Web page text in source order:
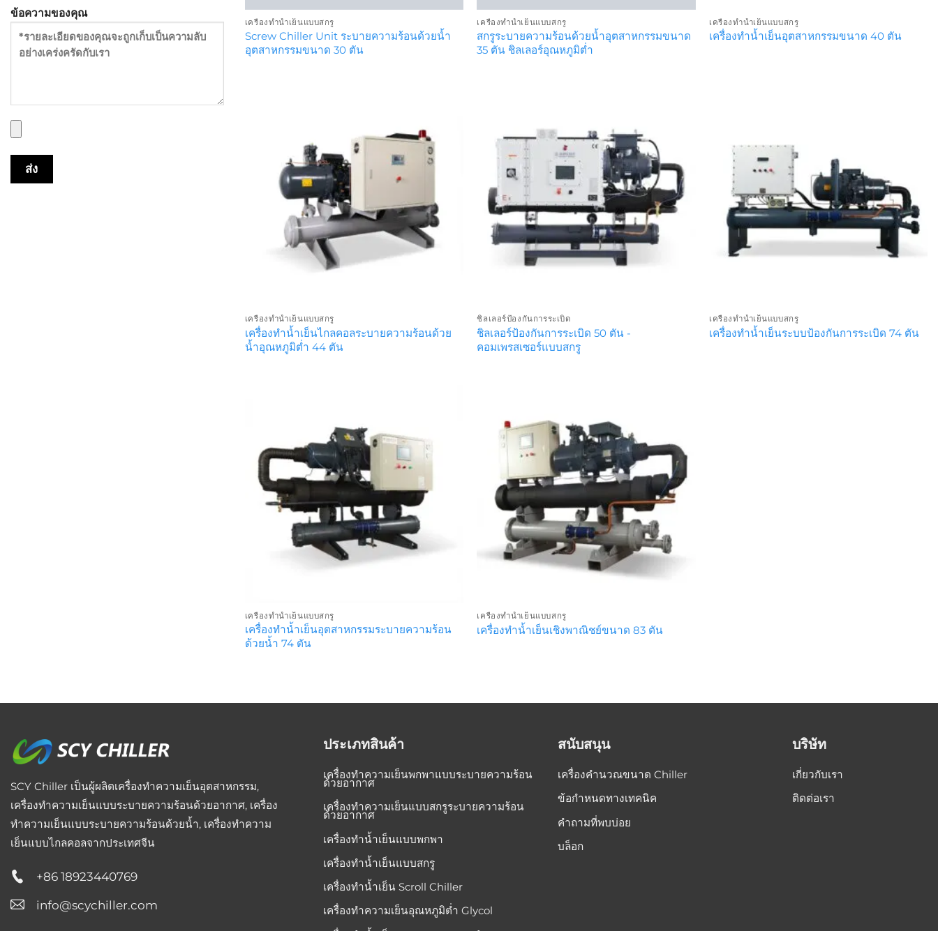
ข้อความของคุณ
เครื่องทำน้ำเย็นแบบสกรู
Screw Chiller Unit ระบายความร้อนด้วยน้ำ
อุตสาหกรรมขนาด 30 ตัน
เครื่องทำน้ำเย็นแบบสกรู
สกรูระบายความร้อนด้วยน้ำอุตสาหกรรมขนาด
35 ตัน ชิลเลอร์อุณหภูมิต่ำ
เครื่องทำน้ำเย็นแบบสกรู
เครื่องทำน้ำเย็นอุตสาหกรรมขนาด 40 ตัน
เครื่องทำน้ำเย็นแบบสกรู
เครื่องทำน้ำเย็นไกลคอลระบายความร้อนด้วย
น้ำอุณหภูมิต่ำ 44 ตัน
ชิลเลอร์ป้องกันการระเบิด
ชิลเลอร์ป้องกันการระเบิด 50 ตัน -
คอมเพรสเซอร์แบบสกรู
เครื่องทำน้ำเย็นแบบสกรู
เครื่องทำน้ำเย็นระบบป้องกันการระเบิด 74 ตัน
เครื่องทำน้ำเย็นแบบสกรู
เครื่องทำน้ำเย็นอุตสาหกรรมระบายความร้อน
ด้วยน้ำ 74 ตัน
เครื่องทำน้ำเย็นแบบสกรู
เครื่องทำน้ำเย็นเชิงพาณิชย์ขนาด 83 ตัน
SCY Chiller เป็นผู้ผลิตเครื่องทำความเย็นอุตสาหกรรม,
เครื่องทำความเย็นแบบระบายความร้อนด้วยอากาศ, เครื่อง
ทำความเย็นแบบระบายความร้อนด้วยน้ำ, เครื่องทำความ
เย็นแบบไกลคอลจากประเทศจีน
+86 18923440769
info@scychiller.com
ประเภทสินค้า
เครื่องทำความเย็นพกพาแบบระบายความร้อน
ด้วยอากาศ
เครื่องทำความเย็นแบบสกรูระบายความร้อน
ด้วยอากาศ
เครื่องทำน้ำเย็นแบบพกพา
เครื่องทำน้ำเย็นแบบสกรู
เครื่องทำน้ำเย็น Scroll Chiller
เครื่องทำความเย็นอุณหภูมิต่ำ Glycol
สนับสนุน
เครื่องคำนวณขนาด Chiller
ข้อกำหนดทางเทคนิค
คำถามที่พบบ่อย
บล็อก
บริษัท
เกี่ยวกับเรา
ติดต่อเรา